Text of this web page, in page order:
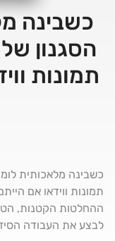
כשבינה
הסגנון
תמונות
כשבינה מלאכותית
תמונות ווידאו אם
ההחלטות הקטנות,
לבצע את העבודה